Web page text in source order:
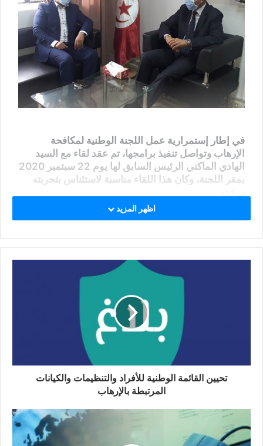
في إطار إستمرارية عمل اللجنة الوطنية لمكافحة
الإرهاب وتواصل تنفيذ برامجها، تم عقد لقاء مع السيد
الهادي الماكني الرئيس السابق لها يوم 22 سبتمبر 2020
بمقر اللجنة، وكان هذا اللقاء مناسبة لاستئناس بتجربته
اظهر المزيد
تحيين القائمة الوطنية للأفراد والتنظيمات والكيانات
المرتبطة بالإرهاب